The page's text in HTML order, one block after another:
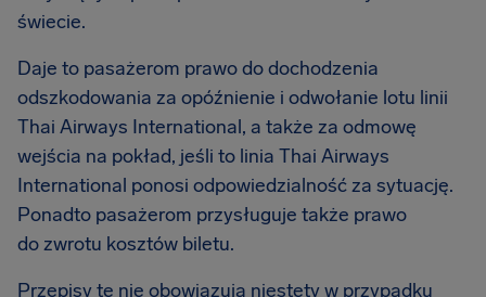
świecie.
Daje to pasażerom prawo do dochodzenia
odszkodowania za opóźnienie i odwołanie lotu linii
Thai Airways International, a także za odmowę
wejścia na pokład, jeśli to linia Thai Airways
International ponosi odpowiedzialność za sytuację.
Ponadto pasażerom przysługuje także prawo
do zwrotu kosztów biletu.
Przepisy te nie obowiązują niestety w przypadku